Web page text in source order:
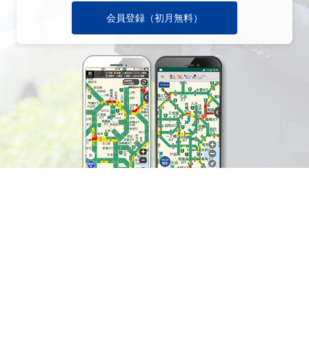
会員登録（初月無料）